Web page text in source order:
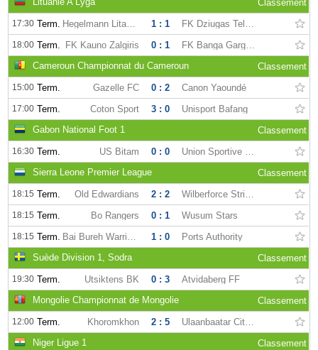
Classement
17:30 Term. Hegelmann Litauen 1 : 1 FK Dziugas Telsiai
18:00 Term. FK Kauno Zalgiris 0 : 1
FK Banga Gargzdai
Cameroun Championnat du Cameroun
Classement
15:00 Term. Gazelle FC 0 : 2 Canon Yaoundé
17:00 Term. Coton Sport 3 : 0
Unisport Bafang
Gabon National Foot 1
Classement
16:30 Term. US Bitam 0 : 0
Union Sportive dOyem
Sierra Leone Premier League
Classement
18:15 Term. Old Edwardians 2 : 2 Wilberforce Strikers
18:15 Term. Bo Rangers 0 : 1 Wusum Stars
18:15 Term. Bai Bureh Warriors 1 : 0
Ports Authority
Suède Division 1, Sodra
Classement
19:30 Term. Utsiktens BK 0 : 3
Atvidaberg FF
Mongolie Championnat de Mongolie
Classement
12:00 Term. Khoromkhon 2 : 5
Ulaanbaatar City FC
Niger Ligue 1
Classement